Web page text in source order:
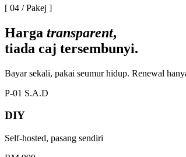
[ 04 / Pakej ]
Harga transparent,
tiada caj tersembunyi.
Bayar sekali, pakai seumur hidup. Renewal
P-01 S.A.D
DIY
Self-hosted, pasang sendiri